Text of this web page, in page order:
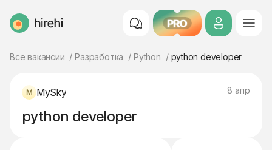
HireHi PRO
Все вакансии Разработка Python python developer
MySky 8 апр
python developer